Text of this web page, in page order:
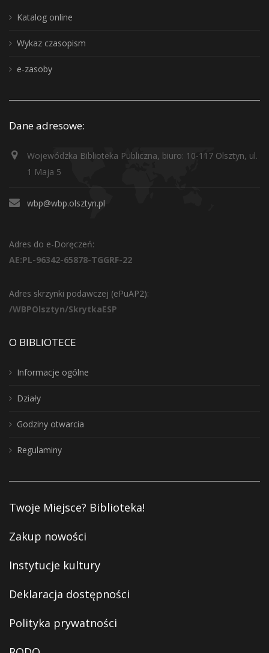
Katalog online
Wykaz czasopism
e-zasoby
Dane adresowe:
Wojewódzka Biblioteka Publiczna, biuro: 10-117 Olsztyn, ul.
1 Maja 5
wbp@wbp.olsztyn.pl
Adres do e-Doręczeń:
AE:PL-96342-65878-TGGRF-22
Adres skrzynki podawczej (ePuAP2):
/WBPOlsztyn/SkrytkaESP
O BIBLIOTECE
Informacje ogólne
Działy
Godziny otwarcia
Regulaminy
Twoje Miejsce? Biblioteka!
Zakup nowości
Instytucje kultury
Deklaracja dostępności
Polityka prywatności